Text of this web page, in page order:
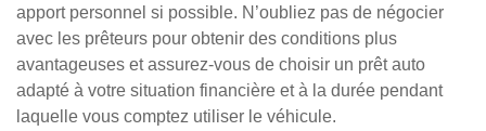
apport personnel si possible. N’oubliez pas de négocier
avec les prêteurs pour obtenir des conditions plus
avantageuses et assurez-vous de choisir un prêt auto
adapté à votre situation financière et à la durée pendant
laquelle vous comptez utiliser le véhicule.